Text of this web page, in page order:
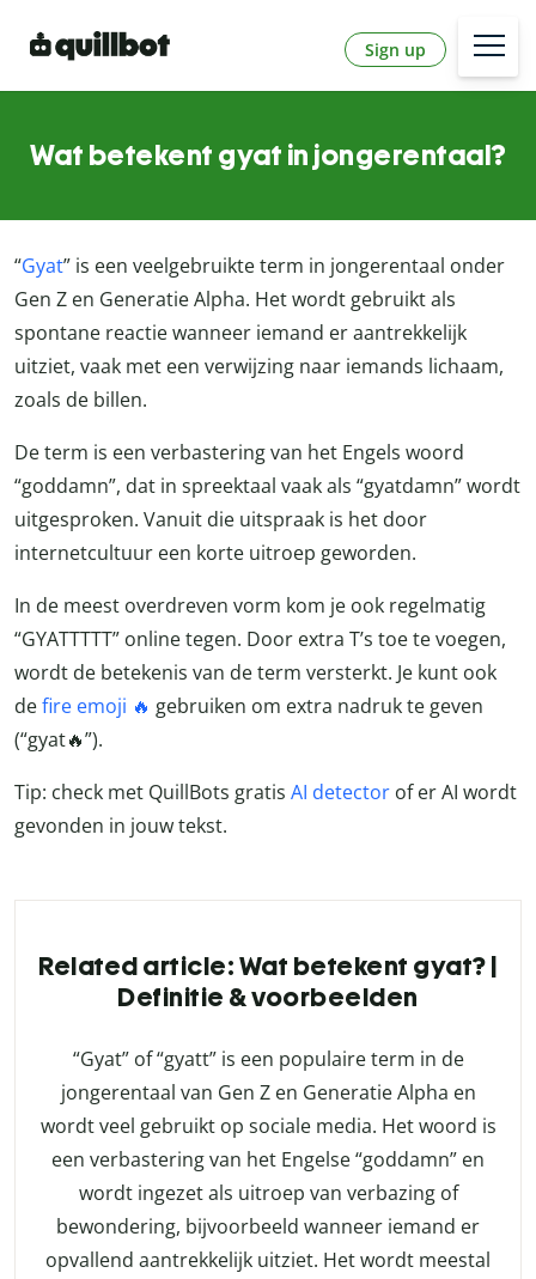
Sign up
Wat betekent gyat in jongerentaal?
“Gyat” is een veelgebruikte term in jongerentaal onder
Gen Z en Generatie Alpha. Het wordt gebruikt als
spontane reactie wanneer iemand er aantrekkelijk
uitziet, vaak met een verwijzing naar iemands lichaam,
zoals de billen.
De term is een verbastering van het Engels woord
“goddamn”, dat in spreektaal vaak als “gyatdamn” wordt
uitgesproken. Vanuit die uitspraak is het door
internetcultuur een korte uitroep geworden.
In de meest overdreven vorm kom je ook regelmatig
“GYATTTTT” online tegen. Door extra T’s toe te voegen,
wordt de betekenis van de term versterkt. Je kunt ook
defire emoji 🔥 gebruiken om extra nadruk te geven
(“gyat🔥”).
Tip: check met QuillBots gratis AI detector of er AI wordt
gevonden in jouw tekst.
Related article: Wat betekent gyat? |
Definitie & voorbeelden
“Gyat” of “gyatt” is een populaire term in de
jongerentaal van Gen Z en Generatie Alpha en
wordt veel gebruikt op sociale media. Het woord is
een verbastering van het Engelse “goddamn” en
wordt ingezet als uitroep van verbazing of
bewondering, bijvoorbeeld wanneer iemand er
opvallend aantrekkelijk uitziet. Het wordt meestal